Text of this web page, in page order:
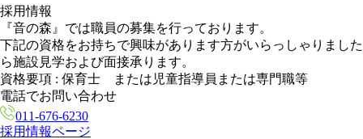
採用情報
『音の森』では職員の募集を行っております。
下記の資格をお持ちで興味があります方がいらっしゃりました
ら施設見学および面接承ります。
資格要項 : 保育士 または児童指導員または専門職等
電話でお問い合わせ
011-676-6230
採用情報ページ